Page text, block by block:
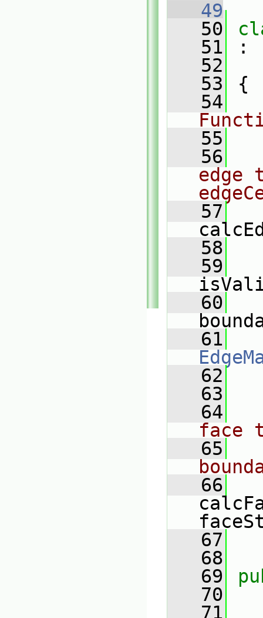
   49
   50
   51
:
   52
   53
{
   54
   55
   56
edge
   57
   58
   59
   60
   61
   62
   63
   64
face
   65
   66
   67
   68
   69
   70
   71